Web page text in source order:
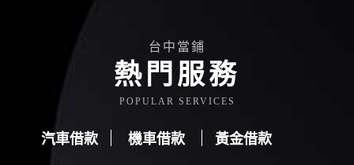
台中當鋪
熱門服務
POPULAR SERVICES
汽車借款 汽車借款
機車借款 機車借款
黃金借款